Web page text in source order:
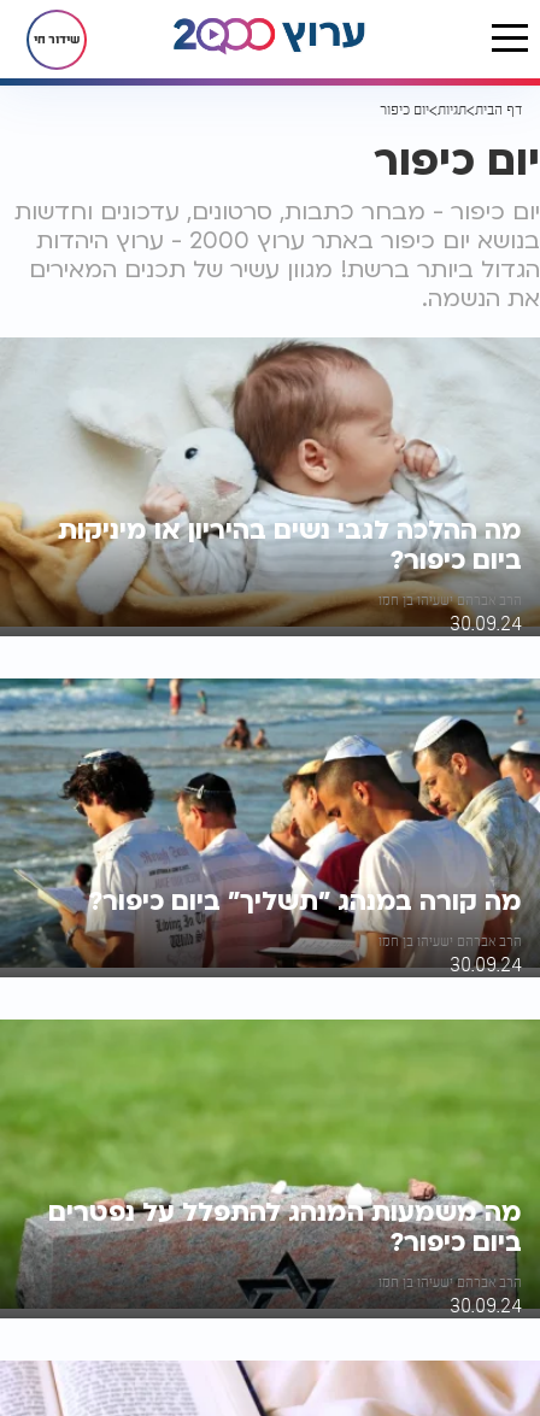
שידור חי
דף הבית תגיות יום כיפור
יום כיפור
יום כיפור - מבחר כתבות, סרטונים, עדכונים וחדשות
בנושא יום כיפור באתר ערוץ 2000 - ערוץ היהדות
הגדול ביותר ברשת! מגוון עשיר של תכנים המאירים
את הנשמה.
מה ההלכה לגבי נשים בהיריון או מיניקות
ביום כיפור?
הרב אברהם ישעיהו בן חמו
30.09.24
מה קורה במנהג "תשליך" ביום כיפור?
הרב אברהם ישעיהו בן חמו
30.09.24
מה משמעות המנהג להתפלל על נפטרים
ביום כיפור?
הרב אברהם ישעיהו בן חמו
30.09.24